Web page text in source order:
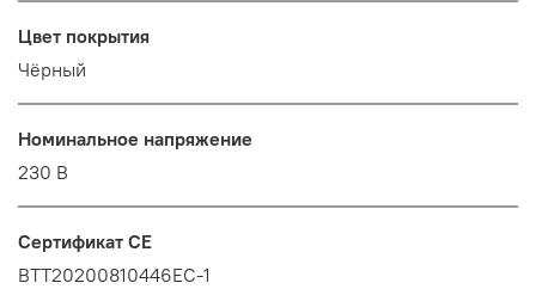
Цвет покрытия
Чёрный
Номинальное напряжение
230 В
Сертификат CE
BTT20200810446EC-1